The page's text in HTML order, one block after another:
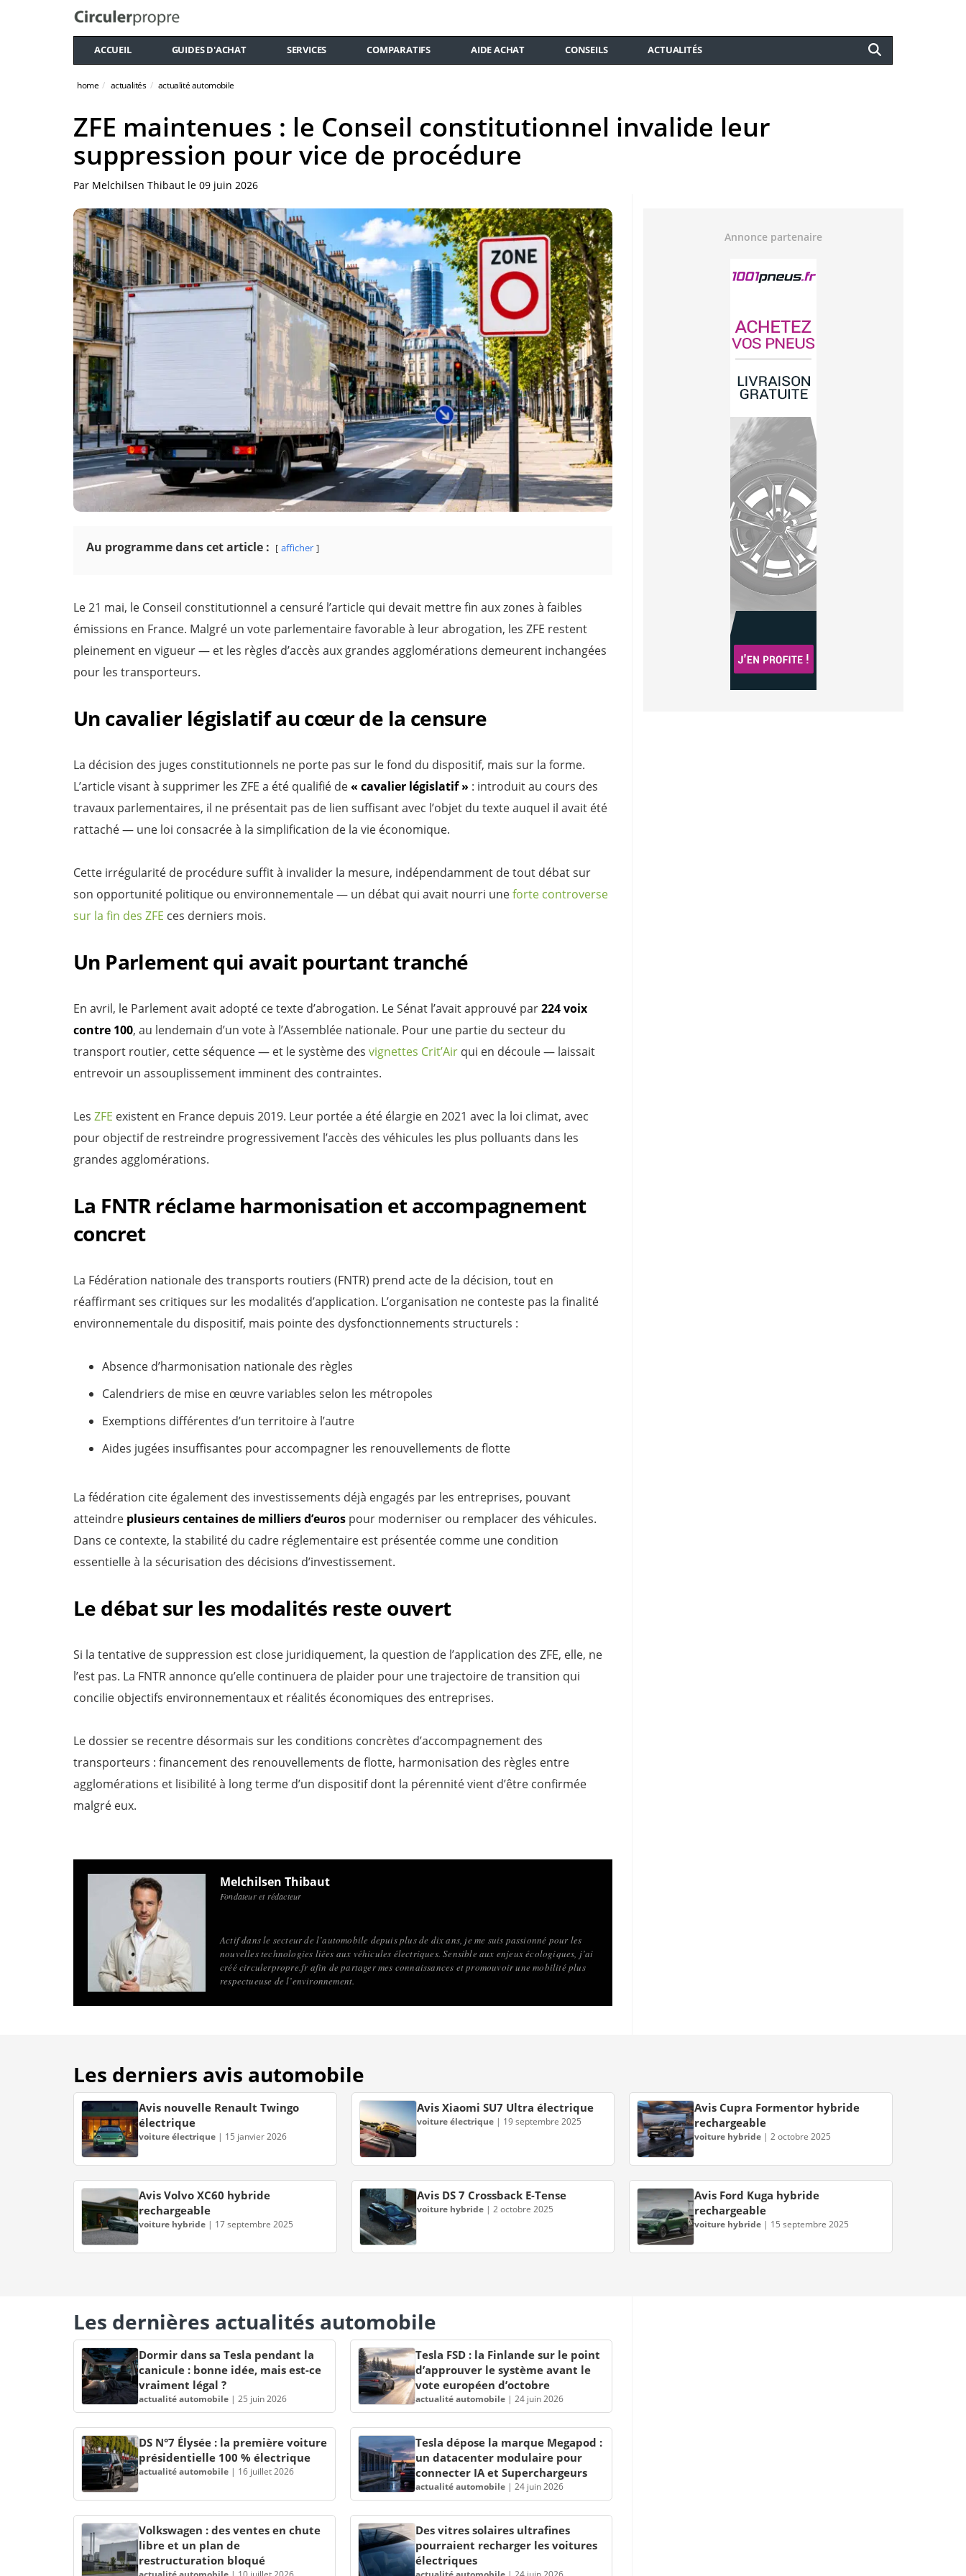
ACCUEIL GUIDES D'ACHAT SERVICES COMPARATIFS AIDE ACHAT CONSEILS ACTUALITÉS
home actualités actualité automobile
ZFE maintenues : le Conseil constitutionnel invalide leur
suppression pour vice de procédure
Par Melchilsen Thibaut le 09 juin 2026
Au programme dans cet article : afficher
Le 21 mai, le Conseil constitutionnel a censuré l’article qui devait mettre fin aux zones à faibles
émissions en France. Malgré un vote parlementaire favorable à leur abrogation, les ZFE restent
pleinement en vigueur — et les règles d’accès aux grandes agglomérations demeurent inchangées
pour les transporteurs.
Un cavalier législatif au cœur de la censure
La décision des juges constitutionnels ne porte pas sur le fond du dispositif, mais sur la forme.
L’article visant à supprimer les ZFE a été qualifié de« cavalier législatif » : introduit au cours des
travaux parlementaires, il ne présentait pas de lien suffisant avec l’objet du texte auquel il avait été
rattaché — une loi consacrée à la simplification de la vie économique.
Cette irrégularité de procédure suffit à invalider la mesure, indépendamment de tout débat sur
son opportunité politique ou environnementale — un débat qui avait nourri uneforte controverse
sur la fin des ZFE ces derniers mois.
Un Parlement qui avait pourtant tranché
En avril, le Parlement avait adopté ce texte d’abrogation. Le Sénat l’avait approuvé par224 voix
contre 100, au lendemain d’un vote à l’Assemblée nationale. Pour une partie du secteur du
transport routier, cette séquence — et le système des vignettes Crit’Air qui en découle — laissait
entrevoir un assouplissement imminent des contraintes.
Les ZFE existent en France depuis 2019. Leur portée a été élargie en 2021 avec la loi climat, avec
pour objectif de restreindre progressivement l’accès des véhicules les plus polluants dans les
grandes agglomérations.
La FNTR réclame harmonisation et accompagnement
concret
La Fédération nationale des transports routiers (FNTR) prend acte de la décision, tout en
réaffirmant ses critiques sur les modalités d’application. L’organisation ne conteste pas la finalité
environnementale du dispositif, mais pointe des dysfonctionnements structurels :
Absence d’harmonisation nationale des règles
Calendriers de mise en œuvre variables selon les métropoles
Exemptions différentes d’un territoire à l’autre
Aides jugées insuffisantes pour accompagner les renouvellements de flotte
La fédération cite également des investissements déjà engagés par les entreprises, pouvant
atteindre plusieurs centaines de milliers d’euros pour moderniser ou remplacer des véhicules.
Dans ce contexte, la stabilité du cadre réglementaire est présentée comme une condition
essentielle à la sécurisation des décisions d’investissement.
Le débat sur les modalités reste ouvert
Si la tentative de suppression est close juridiquement, la question de l’application des ZFE, elle, ne
l’est pas. La FNTR annonce qu’elle continuera de plaider pour une trajectoire de transition qui
concilie objectifs environnementaux et réalités économiques des entreprises.
Le dossier se recentre désormais sur les conditions concrètes d’accompagnement des
transporteurs : financement des renouvellements de flotte, harmonisation des règles entre
agglomérations et lisibilité à long terme d’un dispositif dont la pérennité vient d’être confirmée
malgré eux.
Melchilsen Thibaut
Fondateur et rédacteur
Actif dans le secteur de l’automobile depuis plus de dix ans, je me suis passionné pour les
nouvelles technologies liées aux véhicules électriques. Sensible aux enjeux écologiques, j’ai
créé circulerpropre.fr afin de partager mes connaissances et promouvoir une mobilité plus
respectueuse de l’environnement.
Annonce partenaire
Les derniers avis automobile
Avis nouvelle Renault Twingo
électrique
voiture électrique | 15 janvier 2026
Avis Xiaomi SU7 Ultra électrique
voiture électrique| 19 septembre 2025
Avis Cupra Formentor hybride
rechargeable
voiture hybride |2 octobre 2025
Avis Volvo XC60 hybride
rechargeable
voiture hybride | 17 septembre 2025
Avis DS 7 Crossback E-Tense
voiture hybride| 2 octobre 2025
Avis Ford Kuga hybride
rechargeable
voiture hybride | 15 septembre 2025
Les dernières actualités automobile
Dormir dans sa Tesla pendant la
canicule : bonne idée, mais est-ce
vraiment légal ?
actualité automobile | 25 juin 2026
Tesla FSD : la Finlande sur le point
d’approuver le système avant le
vote européen d’octobre
actualité automobile | 24 juin 2026
DS N°7 Élysée : la première voiture
présidentielle 100 % électrique
actualité automobile | 16 juillet 2026
Tesla dépose la marque Megapod :
un datacenter modulaire pour
connecter IA et Superchargeurs
actualité automobile | 24 juin 2026
Volkswagen : des ventes en chute
libre et un plan de
restructuration bloqué
Des vitres solaires ultrafines
pourraient recharger les voitures
électriques